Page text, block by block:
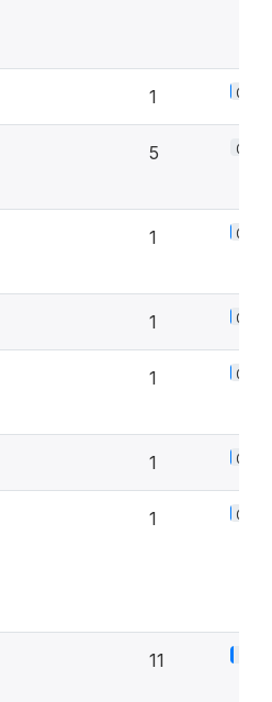
1 0.1%
5 0.6%
1 0.1%
1 0.1%
1 0.1%
1 0.1%
1 0.1%
11